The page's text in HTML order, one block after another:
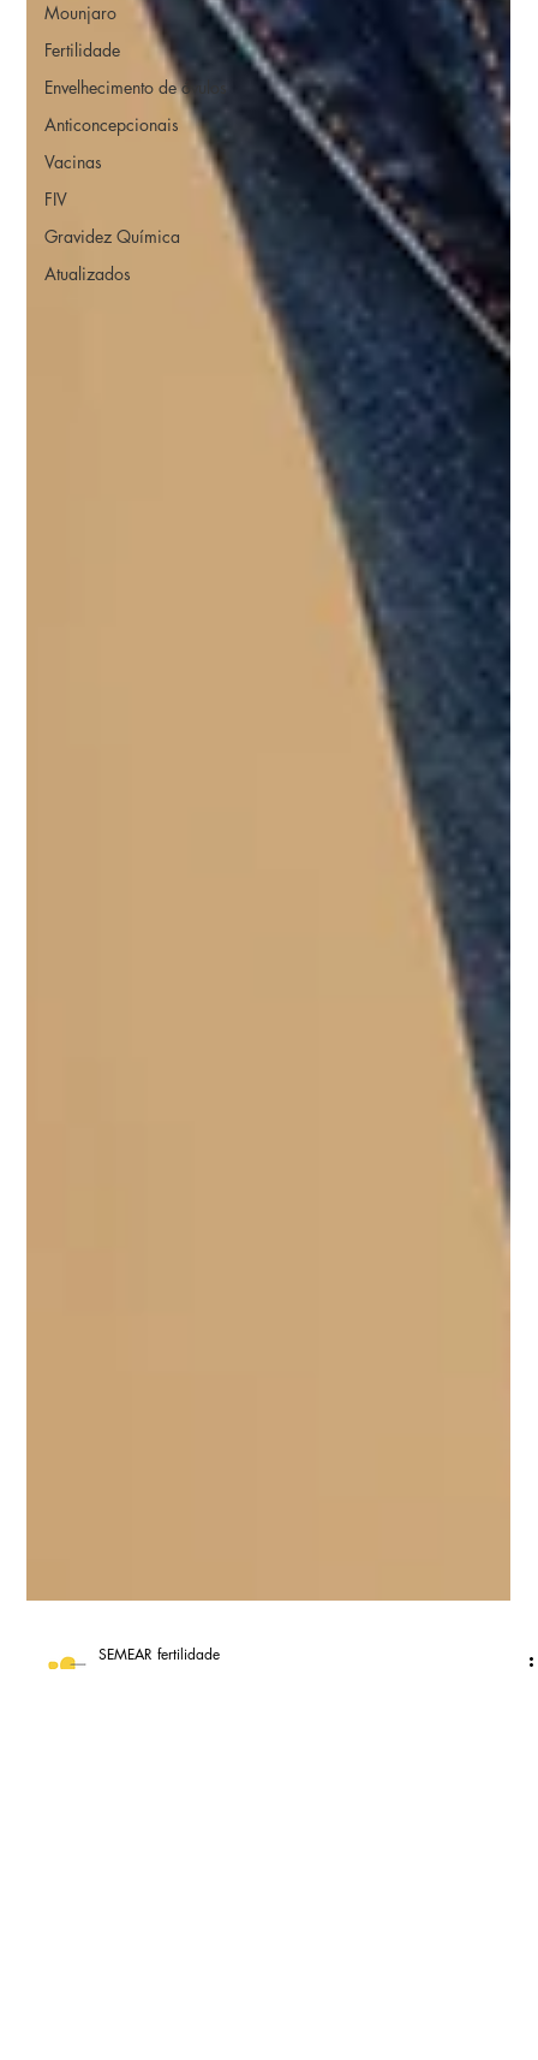
Mounjaro
Fertilidade
Envelhecimento de óvulos
Anticoncepcionais
Vacinas
FIV
Gravidez Química
Atualizados